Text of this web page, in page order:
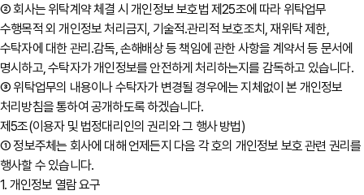
② 회사는 위탁계약 체결 시 개인정보 보호법 제25조에 따라 위탁업무
수행목적 외 개인정보 처리금지, 기술적․관리적 보호조치, 재위탁 제한,
수탁자에 대한 관리․감독, 손해배상 등 책임에 관한 사항을 계약서 등 문서에
명시하고, 수탁자가 개인정보를 안전하게 처리하는지를 감독하고 있습니다.
③ 위탁업무의 내용이나 수탁자가 변경될 경우에는 지체없이 본 개인정보
처리방침을 통하여 공개하도록 하겠습니다.
제5조(이용자 및 법정대리인의 권리와 그 행사 방법)
① 정보주체는 회사에 대해 언제든지 다음 각 호의 개인정보 보호 관련 권리를
행사할 수 있습니다.
1. 개인정보 열람 요구